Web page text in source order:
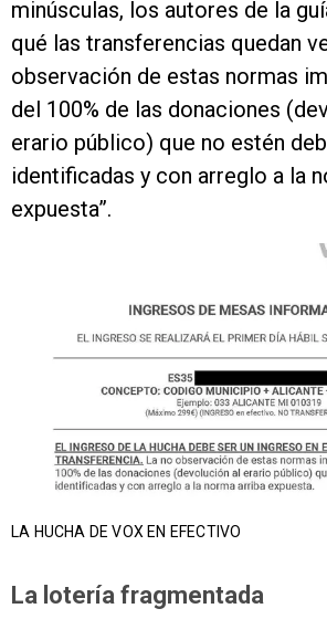
minúsculas, los autores de la
qué las transferencias quedan
observación de estas normas
del 100% de las donaciones
erario público) que no estén
identificadas y con arreglo a la
expuesta”.
LA HUCHA DE VOX EN EFECTIVO
La lotería fragmentada